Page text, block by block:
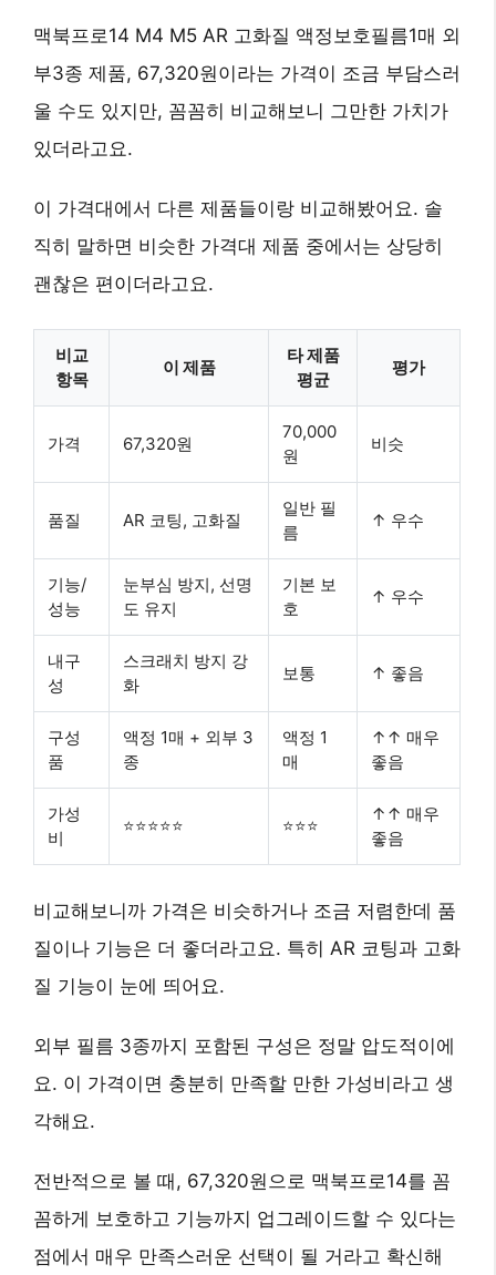
맥북프로14 M4 M5 AR 고화질 액정보호필름1매 외
부3종 제품, 67,320원이라는 가격이 조금 부담스러
울 수도 있지만, 꼼꼼히 비교해보니 그만한 가치가
있더라고요.
이 가격대에서 다른 제품들이랑 비교해봤어요. 솔
직히 말하면 비슷한 가격대 제품 중에서는 상당히
괜찮은 편이더라고요.
비교
항목
이 제품
타 제품
평균
평가
가격 67,320원
70,000
원
비슷
품질 AR 코팅, 고화질
일반 필
름
↑ 우수
기능/
성능
눈부심 방지, 선명
도 유지
기본 보
호
↑ 우수
내구
성
스크래치 방지 강
화
보통 ↑ 좋음
구성
품
액정 1매 + 외부 3
종
액정 1
매
↑↑ 매우
좋음
가성
비
⭐⭐⭐⭐⭐ ⭐⭐⭐
↑↑ 매우
좋음
비교해보니까 가격은 비슷하거나 조금 저렴한데 품
질이나 기능은 더 좋더라고요. 특히 AR 코팅과 고화
질 기능이 눈에 띄어요.
외부 필름 3종까지 포함된 구성은 정말 압도적이에
요. 이 가격이면 충분히 만족할 만한 가성비라고 생
각해요.
전반적으로 볼 때, 67,320원으로 맥북프로14를 꼼
꼼하게 보호하고 기능까지 업그레이드할 수 있다는
점에서 매우 만족스러운 선택이 될 거라고 확신해